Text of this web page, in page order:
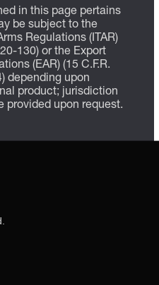
in this page pertains
be subject to the
Regulations (ITAR)
130) or the Export
(EAR) (15 C.F.R.
depending upon
product; jurisdiction
provided upon request.